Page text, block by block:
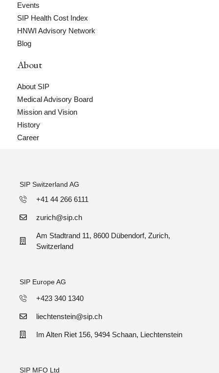
Events
SIP Health Cost Index
HNWI Advisory Network
Blog
About
About SIP
Medical Advisory Board
Mission and Vision
History
Career
SIP Switzerland AG
+41 44 266 6111
zurich@sip.ch
Am Stadtrand 11, 8600 Dübendorf, Zurich,
Switzerland
SIP Europe AG
+423 340 1340
liechtenstein@sip.ch
Im Alten Riet 156, 9494 Schaan, Liechtenstein
SIP MFO Ltd